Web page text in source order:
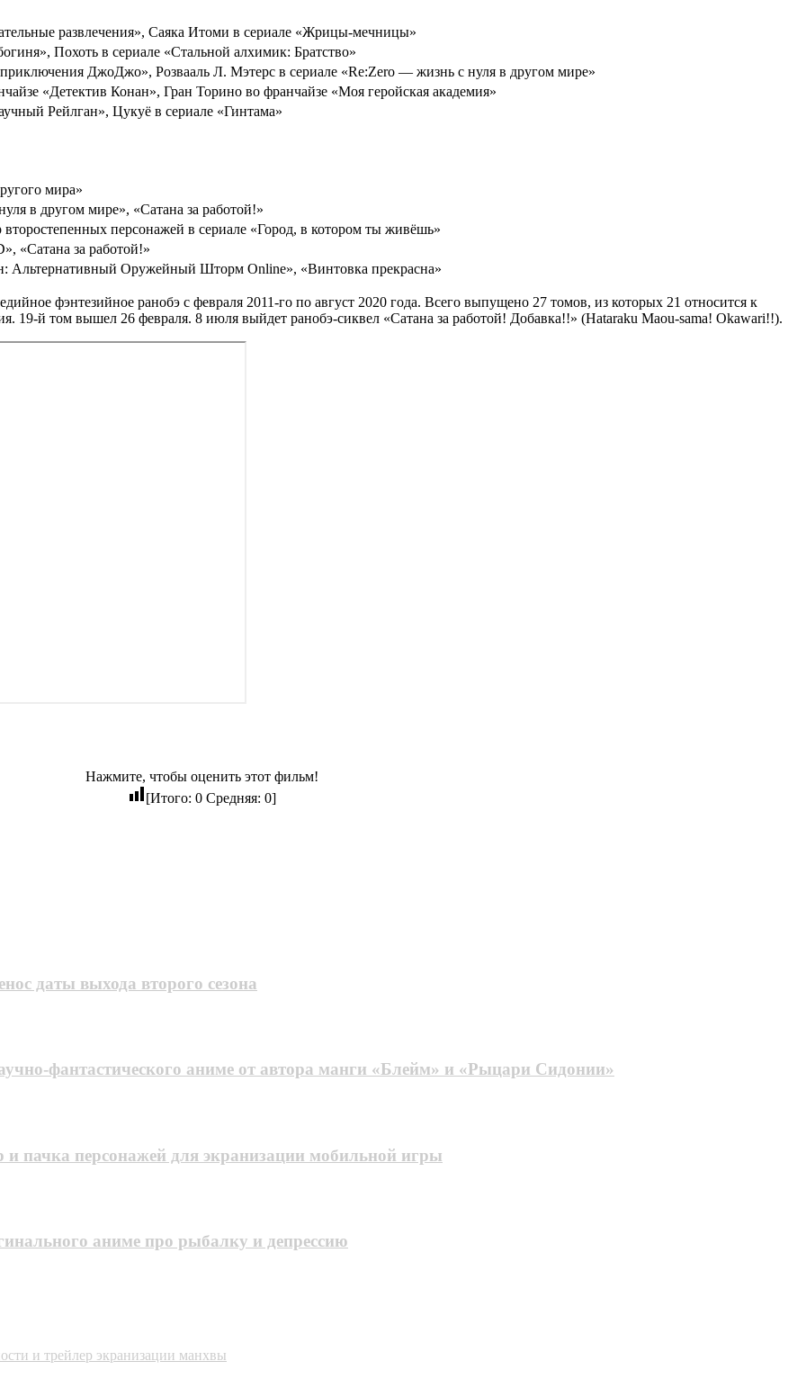
развлечения», Саяка Итоми в сериале «Жрицы-мечницы»
Похоть в сериале «Стальной алхимик: Братство»
ДжоДжо», Розвааль Л. Мэтерс в сериале «Re:Zero — жизнь с нуля в другом мире»
«Детектив Конан», Гран Торино во франчайзе «Моя геройская академия»
Рейлган», Цукуё в сериале «Гинтама»
мира»
в другом мире», «Сатана за работой!»
второстепенных персонажей в сериале «Город, в котором ты живёшь»
«Сатана за работой!»
Альтернативный Оружейный Шторм Online», «Винтовка прекрасна»
фэнтезийное ранобэ с февраля 2011-го по август 2020 года. Всего выпущено 27 томов, из которых 21 относится к
19-й том вышел 26 февраля. 8 июля выйдет ранобэ-сиквел «Сатана за работой! Добавка!!» (Hataraku Maou-sama! Okawari!!).
Нажмите, чтобы оценить этот фильм!
[Итого: 0Средняя: 0]
даты выхода второго сезона
фантастического аниме от автора манги «Блейм» и «Рыцари Сидонии»
пачка персонажей для экранизации мобильной игры
аниме про рыбалку и депрессию
и трейлер экранизации манхвы